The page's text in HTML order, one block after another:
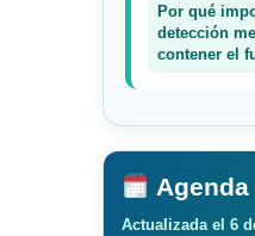
Por qué
detección
contener el
Actualizada el 6